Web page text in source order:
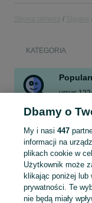
KATEGORIA
ursus
gitara
gitara
Zobacz
Mapa kategorii
Dbamy o
My i nasi 447
informacji na
plikach cookie w
Użytkownik może
klikając poniżej lub
prywatności. Te
nie będą miały